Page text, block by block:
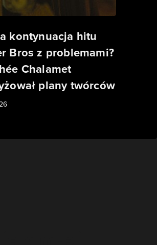
kontynuacja hitu
Bros z problemami?
Chalamet
plany twórców